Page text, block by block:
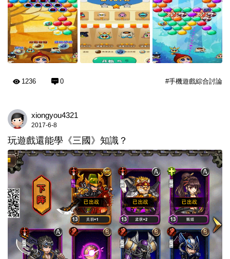
#手機遊戲綜合討論
1236 0
xiongyou4321
2017-6-8
玩遊戲還能學《三國》知識？